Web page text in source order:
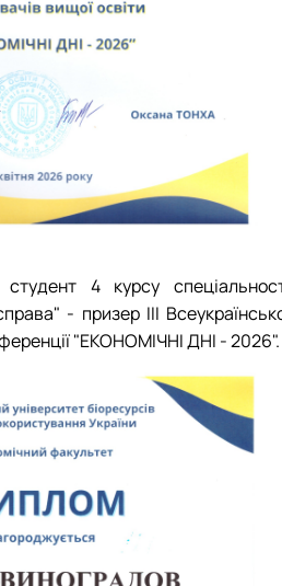
4 курсу
- призер ІІІ
"ЕКОНОМІЧНІ ДНІ - 2026".